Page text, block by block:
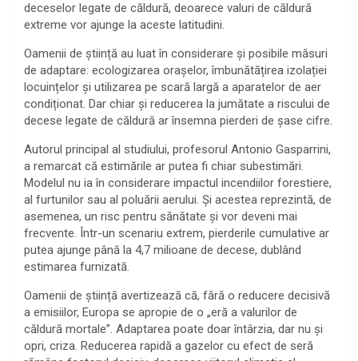
deceselor legate de căldură, deoarece valuri de căldură
extreme vor ajunge la aceste latitudini.
Oamenii de știință au luat în considerare și posibile măsuri
de adaptare: ecologizarea orașelor, îmbunătățirea izolației
locuințelor și utilizarea pe scară largă a aparatelor de aer
condiționat. Dar chiar și reducerea la jumătate a riscului de
decese legate de căldură ar însemna pierderi de șase cifre.
Autorul principal al studiului, profesorul Antonio Gasparrini,
a remarcat că estimările ar putea fi chiar subestimări.
Modelul nu ia în considerare impactul incendiilor forestiere,
al furtunilor sau al poluării aerului. Și acestea reprezintă, de
asemenea, un risc pentru sănătate și vor deveni mai
frecvente. Într-un scenariu extrem, pierderile cumulative ar
putea ajunge până la 4,7 milioane de decese, dublând
estimarea furnizată.
Oamenii de știință avertizează că, fără o reducere decisivă
a emisiilor, Europa se apropie de o „eră a valurilor de
căldură mortale”. Adaptarea poate doar întârzia, dar nu și
opri, criza. Reducerea rapidă a gazelor cu efect de seră